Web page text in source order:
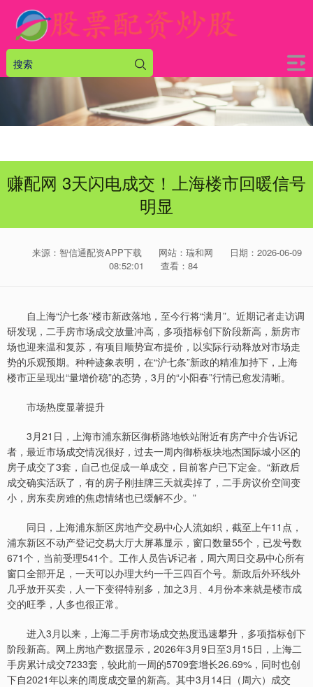
赚配网 3天闪电成交！上海楼市回暖信号
明显
来源：智信通配资APP下载 网站：瑞和网
日期：2026-06-09
08:52:01
查看：84
自上海“沪七条”楼市新政落地，至今行将“满月”。近期记者走访调
研发现，二手房市场成交放量冲高，多项指标创下阶段新高，新房市
场也迎来温和复苏，有项目顺势宣布提价，以实际行动释放对市场走
势的乐观预期。种种迹象表明，在“沪七条”新政的精准加持下，上海
楼市正呈现出“量增价稳”的态势，3月的“小阳春”行情已愈发清晰。
市场热度显著提升
3月21日，上海市浦东新区御桥路地铁站附近有房产中介告诉记
者，最近市场成交情况很好，过去一周内御桥板块地杰国际城小区的
房子成交了3套，自己也促成一单成交，目前客户已下定金。“新政后
成交确实活跃了，有的房子刚挂牌三天就卖掉了，二手房议价空间变
小，房东卖房难的焦虑情绪也已缓解不少。”
同日，上海浦东新区房地产交易中心人流如织，截至上午11点，
浦东新区不动产登记交易大厅大屏幕显示，窗口数量55个，已发号数
671个，当前受理541个。工作人员告诉记者，周六周日交易中心所有
窗口全部开足，一天可以办理大约一千三四百个号。新政后外环线外
几乎放开买卖，人一下变得特别多，加之3月、4月份本来就是楼市成
交的旺季，人多也很正常。
进入3月以来，上海二手房市场成交热度迅速攀升，多项指标创下
阶段新高。网上房地产数据显示，2026年3月9日至3月15日，上海二
手房累计成交7233套，较此前一周的5709套增长26.69%，同时也创
下自2021年以来的周度成交量的新高。其中3月14日（周六）成交